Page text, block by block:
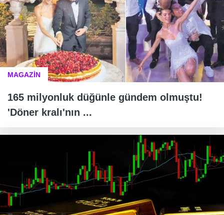
MAGAZİN
165 milyonluk düğünle gündem olmuştu!
'Döner kralı'nın ...